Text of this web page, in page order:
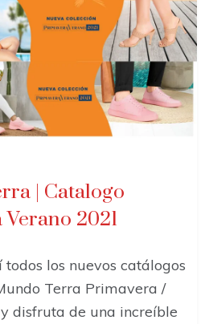
| Catalogo
2021
los nuevos catálogos
Terra Primavera /
disfruta de una increíble